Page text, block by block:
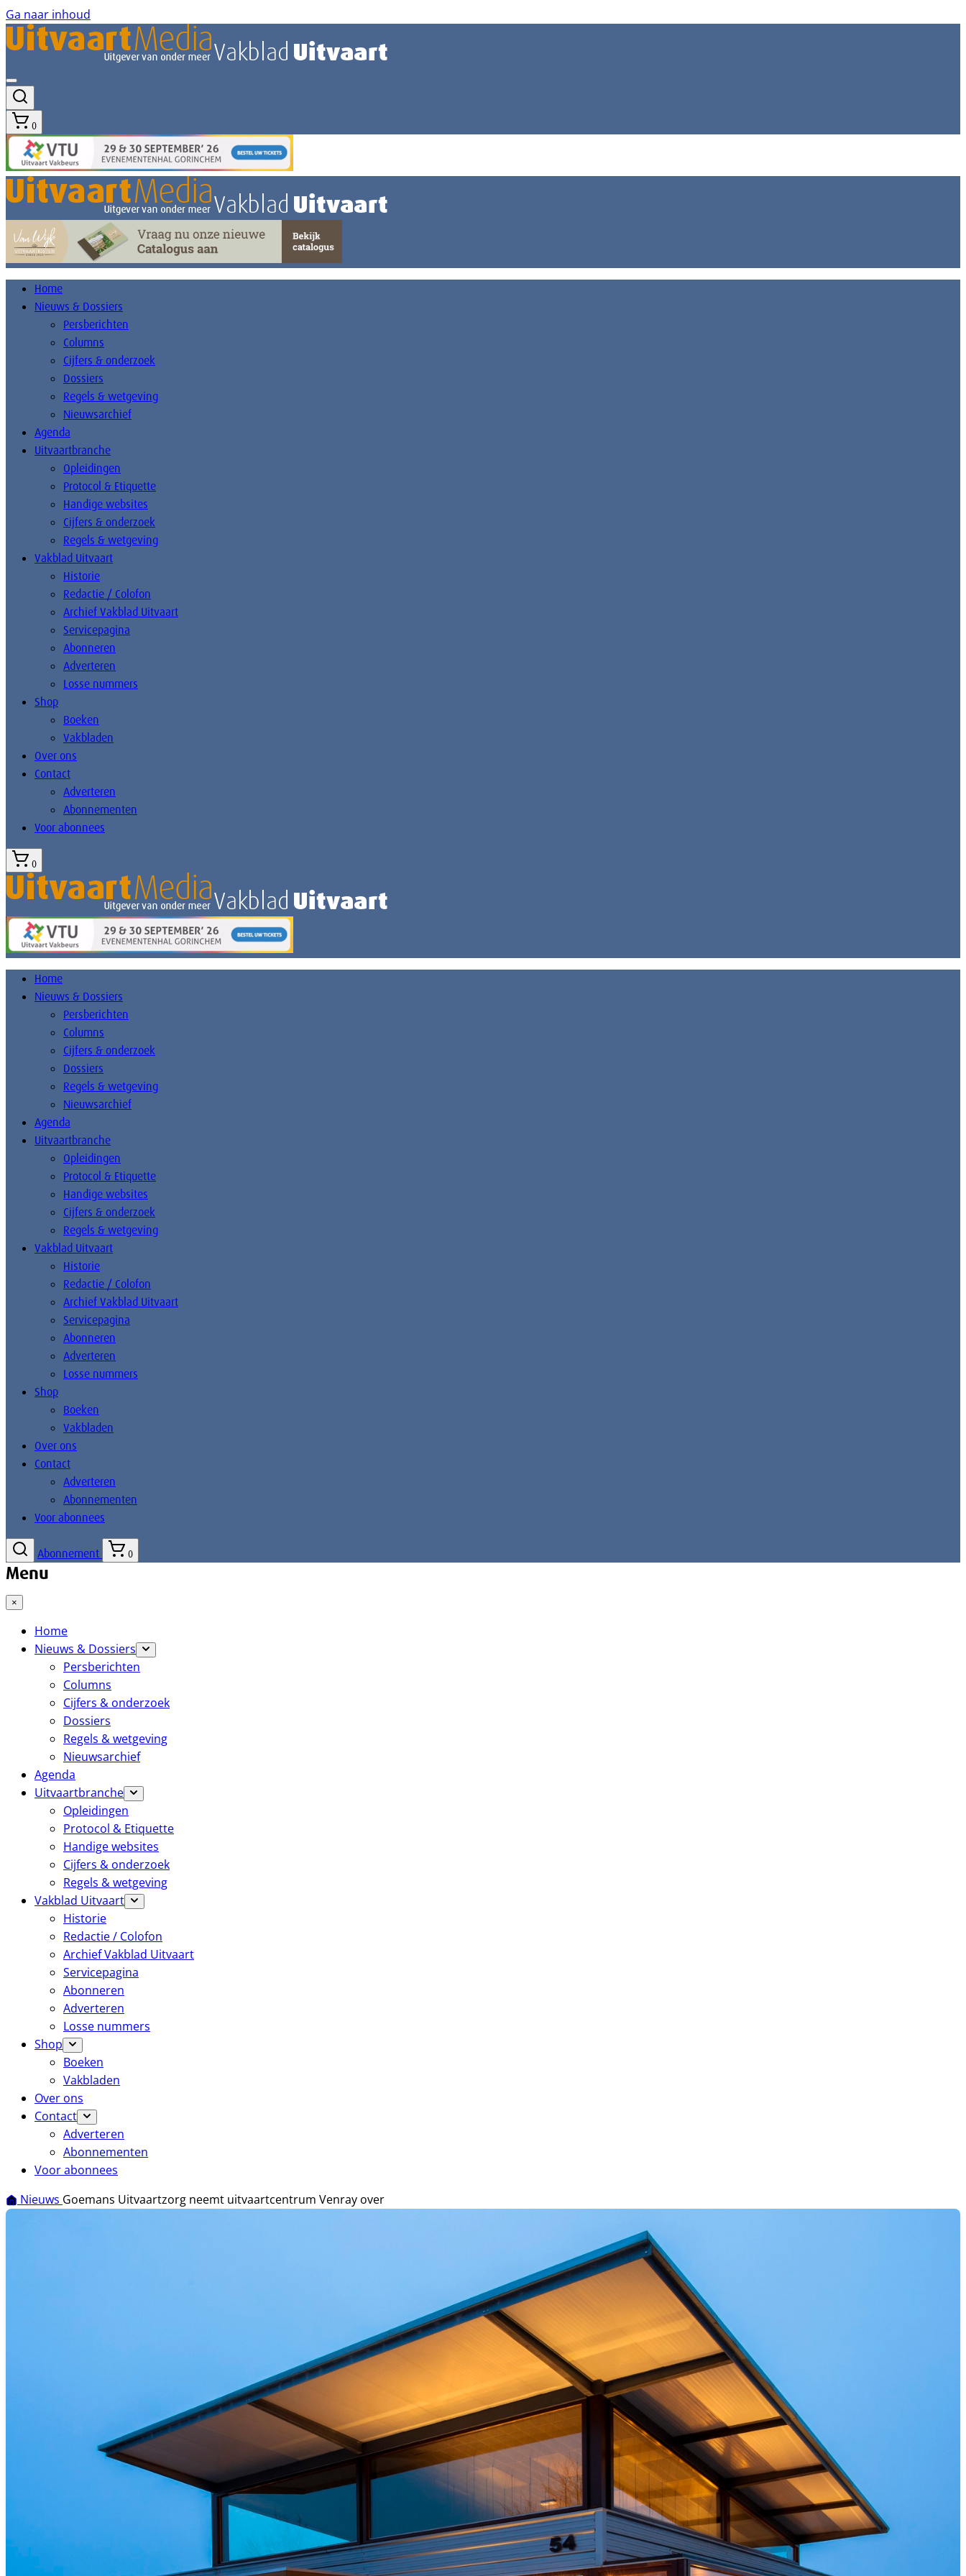
Ga naar inhoud
0
Home
Nieuws & Dossiers
Persberichten
Columns
Cijfers & onderzoek
Dossiers
Regels & wetgeving
Nieuwsarchief
Agenda
Uitvaartbranche
Opleidingen
Protocol & Etiquette
Handige websites
Cijfers & onderzoek
Regels & wetgeving
Vakblad Uitvaart
Historie
Redactie / Colofon
Archief Vakblad Uitvaart
Servicepagina
Abonneren
Adverteren
Losse nummers
Shop
Boeken
Vakbladen
Over ons
Contact
Adverteren
Abonnementen
Voor abonnees
0
Home
Nieuws & Dossiers
Persberichten
Columns
Cijfers & onderzoek
Dossiers
Regels & wetgeving
Nieuwsarchief
Agenda
Uitvaartbranche
Opleidingen
Protocol & Etiquette
Handige websites
Cijfers & onderzoek
Regels & wetgeving
Vakblad Uitvaart
Historie
Redactie / Colofon
Archief Vakblad Uitvaart
Servicepagina
Abonneren
Adverteren
Losse nummers
Shop
Boeken
Vakbladen
Over ons
Contact
Adverteren
Abonnementen
Voor abonnees
Abonnement 0
Menu
×
Home
Nieuws & Dossiers
Persberichten
Columns
Cijfers & onderzoek
Dossiers
Regels & wetgeving
Nieuwsarchief
Agenda
Uitvaartbranche
Opleidingen
Protocol & Etiquette
Handige websites
Cijfers & onderzoek
Regels & wetgeving
Vakblad Uitvaart
Historie
Redactie / Colofon
Archief Vakblad Uitvaart
Servicepagina
Abonneren
Adverteren
Losse nummers
Shop
Boeken
Vakbladen
Over ons
Contact
Adverteren
Abonnementen
Voor abonnees
Nieuws Goemans Uitvaartzorg neemt uitvaartcentrum Venray over